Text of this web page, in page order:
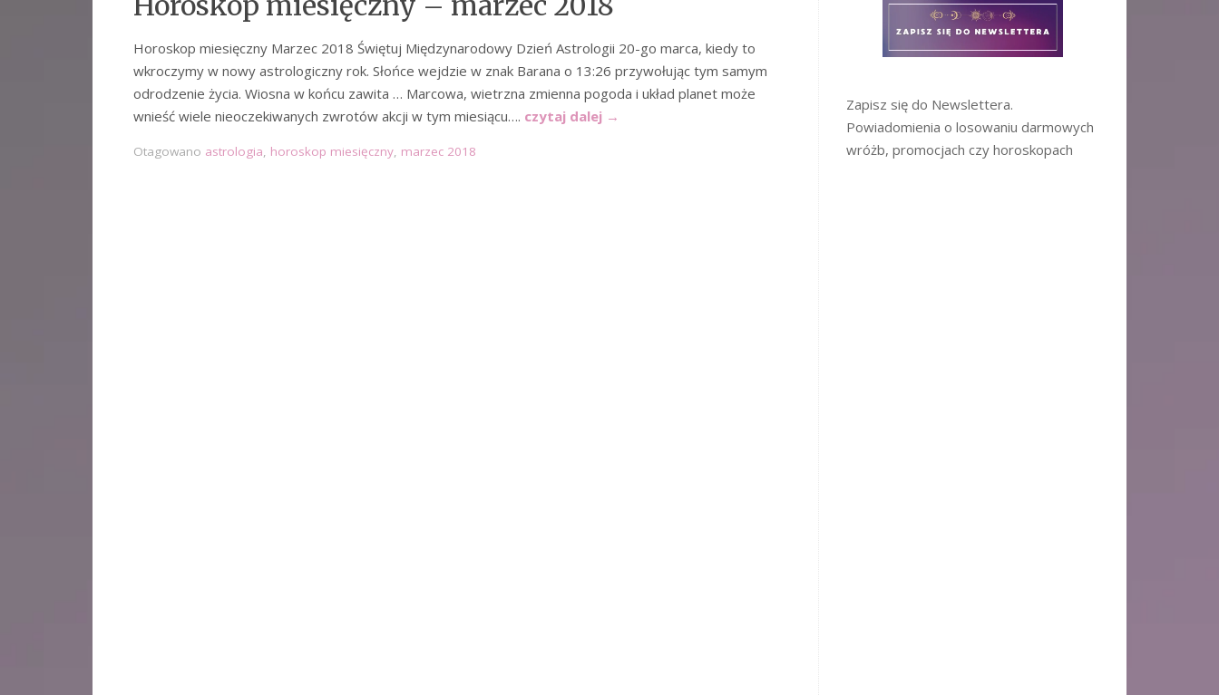
Horoskop miesięczny Marzec 2018 Świętuj Międzynarodowy Dzień Astrologii 20-go marca, kiedy to
wkroczymy w nowy astrologiczny rok. Słońce wejdzie w znak Barana o 13:26 przywołując tym samym
odrodzenie życia. Wiosna w końcu zawita … Marcowa, wietrzna zmienna pogoda i układ planet może
wnieść wiele nieoczekiwanych zwrotów akcji w tym miesiącu…. czytaj dalej →
Otagowano astrologia horoskop miesięczny marzec 2018
Zapisz się do Newslettera.
Powiadomienia o losowaniu darmowych
wróżb, promocjach czy horoskopach